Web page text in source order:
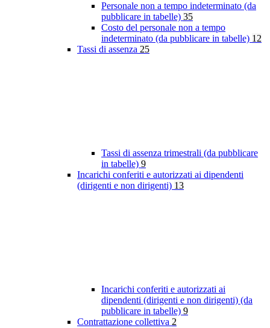
Personale non a tempo indeterminato (da
pubblicare in tabelle) 35
Costo del personale non a tempo
indeterminato (da pubblicare in tabelle) 12
Tassi di assenza 25
Tassi di assenza trimestrali (da pubblicare
in tabelle) 9
Incarichi conferiti e autorizzati ai dipendenti
(dirigenti e non dirigenti) 13
Incarichi conferiti e autorizzati ai
dipendenti (dirigenti e non dirigenti) (da
pubblicare in tabelle) 9
Contrattazione collettiva 2